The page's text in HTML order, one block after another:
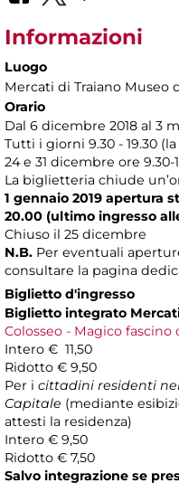
Informazioni
Luogo
Mercati di Traiano Museo
Orario
Dal 6 dicembre 2018 al 3
Tutti i giorni 9.30 - 19.30
24 e 31 dicembre ore 9.30-
La biglietteria chiude
1 gennaio 2019 apertura
20.00 (ultimo ingresso
Chiuso il 25 dicembre
N.B. Per eventuali
consultare la pagina
Biglietto d'ingresso
Biglietto integrato
Colosseo - Magico
Intero € 11,50
Ridotto € 9,50
Per i cittadini residenti
Capitale (mediante
attesti la residenza)
Intero € 9,50
Ridotto € 7,50
Salvo integrazione se